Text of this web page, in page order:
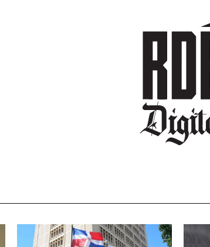
DEPORTES CULTURA
, mención Periodismo de la Universidad
entretenimiento. No todo lo que se publica es